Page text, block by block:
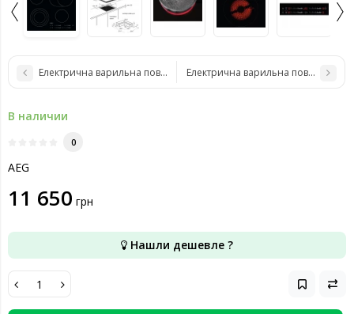
Електрична варильна поверхня AEG CCE84779CB
Електрична варильна поверхня
В наличии
0
AEG
11 650 грн
Нашли дешевле ?